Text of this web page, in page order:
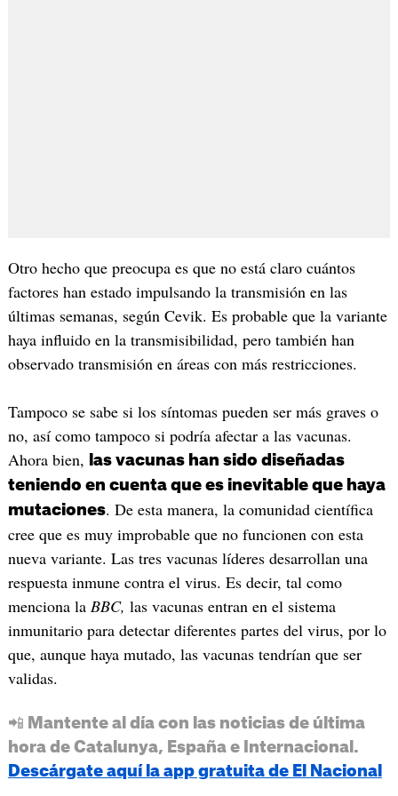
Otro hecho que preocupa es que no está claro cuántos
factores han estado impulsando la transmisión en las
últimas semanas, según Cevik. Es probable que la variante
haya influido en la transmisibilidad, pero también han
observado transmisión en áreas con más restricciones.
Tampoco se sabe si los síntomas pueden ser más graves o
no, así como tampoco si podría afectar a las vacunas.
Ahora bien,
las vacunas han sido diseñadas
teniendo en cuenta que es inevitable que haya
mutaciones. De esta manera, la comunidad científica
cree que es muy improbable que no funcionen con esta
nueva variante. Las tres vacunas líderes desarrollan una
respuesta inmune contra el virus. Es decir, tal como
menciona la BBC, las vacunas entran en el sistema
inmunitario para detectar diferentes partes del virus, por lo
que, aunque haya mutado, las vacunas tendrían que ser
validas.
📲 Mantente al día con las noticias de última
hora de Catalunya, España e Internacional.
Descárgate aquí la app gratuita de El Nacional